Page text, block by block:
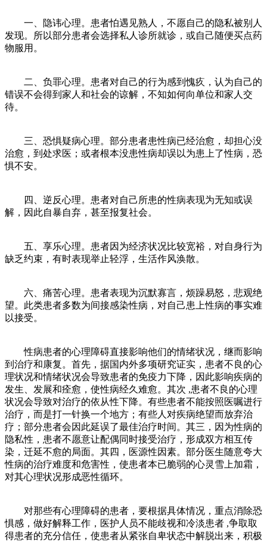
一、隐讳心理。患者怕遇见熟人，不愿自己的隐私被别人
发现。所以部分患者会选择私人诊所就诊，或自己随便买点药
物服用。
二、负罪心理。患者对自己的行为感到愧疚，认为自己的
错误不会得到家人和社会的谅解，不知如何向单位和家人交
待。
三、恐惧疑病心理。部分患者患性病已经治愈，却担心没
治愈，到处求医；或者根本没患性病却误以为患上了性病，恐
惧不安。
四、逆反心理。患者对自己所患的性病表现为无知或误
解，因此自暴自弃，甚至报复社会。
五、享乐心理。患者因为经济状况比较宽裕，对自身行为
缺乏约束，有时表现举止轻浮，生活作风涣散。
六、痛苦心理。患者表现为沉默寡言，烦躁易怒，悲观绝
望。此类患者多数为间接感染性病，对自己患上性病的事实难
以接受。
性病患者的心理障碍直接影响他们的情绪状况，继而影响
到治疗和康复。首先，据国内外多项研究证实，患者不良的心
理状况和情绪状况会导致患者的免疫力下降，因此影响疾病的
发生、发展和痊愈，使性病经久难愈。其次 ,患者不良的心理
状况会导致对治疗的依从性下降。有些患者不能按照医嘱进行
治疗，而是打一针换一个地方；有些人对疾病绝望而放弃治
疗；部分患者会因此延误了最佳治疗时间。其三，因为性病的
隐私性，患者不愿意让配偶同时接受治疗，形成双方相互传
染，迁延不愈的局面。其四，医源性因素。部分医生随意夸大
性病的治疗难度和危害性，使患者本已脆弱的心灵雪上加霜，
对其心理状况形成恶性循环。
对那些有心理障碍的患者，要根据具体情况，重点消除恐
惧感，做好解释工作，医护人员不能歧视和冷淡患者 ,争取取
得患者的充分信任，使患者从紧张自卑状态中解脱出来，积极